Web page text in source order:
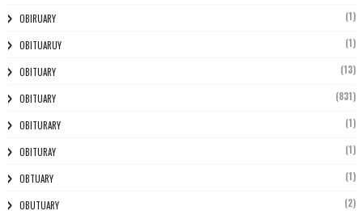
OBIRUARY (1)
OBITUARUY (1)
OBITUARY (13)
OBITUARY (831)
OBITURARY (1)
OBITURAY (1)
OBTUARY (1)
OBUTUARY (2)